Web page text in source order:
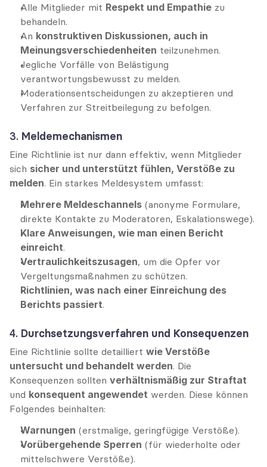
Alle Mitglieder mit Respekt und Empathie zu
behandeln.
An konstruktiven Diskussionen, auch in
Meinungsverschiedenheiten teilzunehmen.
Jegliche Vorfälle von Belästigung
verantwortungsbewusst zu melden.
Moderationsentscheidungen zu akzeptieren und
Verfahren zur Streitbeilegung zu befolgen.
3. Meldemechanismen
Eine Richtlinie ist nur dann effektiv, wenn Mitglieder
sich sicher und unterstützt fühlen, Verstöße zu
melden. Ein starkes Meldesystem umfasst:
Mehrere Meldeschannels (anonyme Formulare,
direkte Kontakte zu Moderatoren, Eskalationswege).
Klare Anweisungen, wie man einen Bericht
einreicht.
Vertraulichkeitszusagen, um die Opfer vor
Vergeltungsmaßnahmen zu schützen.
Richtlinien, was nach einer Einreichung des
Berichts passiert.
4. Durchsetzungsverfahren und Konsequenzen
Eine Richtlinie sollte detailliert wie Verstöße
untersucht und behandelt werden. Die
Konsequenzen sollten verhältnismäßig zur Straftat
und konsequent angewendet werden. Diese können
Folgendes beinhalten:
Warnungen (erstmalige, geringfügige Verstöße).
Vorübergehende Sperren (für wiederholte oder
mittelschwere Verstöße).